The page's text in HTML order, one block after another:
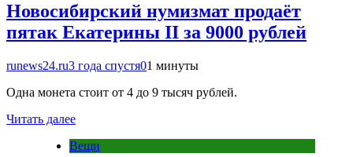
Новосибирский нумизмат продаёт
пятак Екатерины II за 9000 рублей
runews24.ru3 года спустя01 минуты
Одна монета стоит от 4 до 9 тысяч рублей.
Читать далее
Вещи